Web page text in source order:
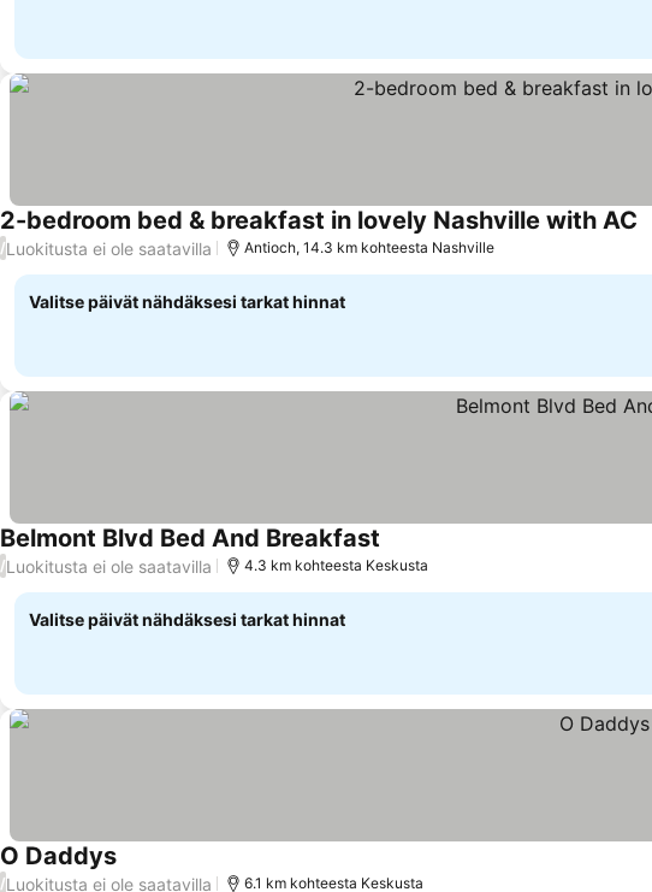
2-bedroom bed & breakfast in lovely Nashville with AC
/Luokitusta ei ole saatavilla Antioch, 14.3 km kohteesta Nashville
Valitse päivät nähdäksesi tarkat hinnat
Belmont Blvd Bed And Breakfast
/Luokitusta ei ole saatavilla 4.3 km kohteesta Keskusta
Valitse päivät nähdäksesi tarkat hinnat
O Daddys
/Luokitusta ei ole saatavilla 6.1 km kohteesta Keskusta